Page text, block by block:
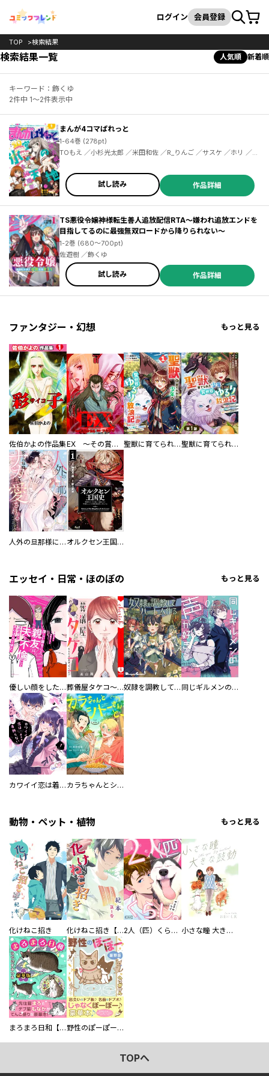
検索
ログイン 会員登録カート
TOP 検索結果
検索結果一覧 人気順 新着順
キーワード：飾くゆ
2件中 1～2件表示中
まんが4コマぱれっと
1-64巻 (278pt)
TOもえ ／小杉光太郎 ／米田和佐 ／R_りんご ／サスケ ／ホリ ／『アズールレーン』運営 ／中原開平 ／pote ／茂木康信 ／伊織ハル ／楠元とうか ／ねこうめ ／鳶村 ／上海散爆網絡科技有限公司 ／れぐ95 ／紀ノ上晟一 ／ＴＹＰＥ－ＭＯＯＮ ／磨伸映一郎 ／あぐ ／雨宮結生 ／東ふゆ ／ゆぐる ／田口囁一 ／吠えるタロウ ／ストロマ ／荒井チェリー ／しの ／PONZOOM ／鮭乃らるかん ／まえ葉 ／syuri22 ／冬瀬 ／タムラヨウ ／よの ／御家かえる ／おちゃ芥 ／富士伸太 ／珠梨やすゆき ／狂zip
試し読み 作品詳細
TS悪役令嬢神様転生善人追放配信RTA～嫌われ追放エンドを
目指してるのに最強無双ロードから降りられない～
1-2巻 (680～700pt)
佐遊樹 ／飾くゆ
試し読み 作品詳細
ファンタジー・幻想 もっと見る
佐伯かよの作品集 EX ～その賞金稼ぎは、世界の出口を探す～【単行本版】 聖獣に育てられた少年の異世界ゆるり放浪記～神様からもらったチート魔法で、仲間たちとスローライフを満喫中～ 聖獣に育てられた少年の異世界ゆるり放浪記～神様からもらったチート魔法で、仲間たちとスローライフを満喫中～【分冊版】
人外の旦那様に娶られ毎晩ナカまで愛される…。アンソロジー オルクセン王国史
エッセイ・日常・ほのぼの もっと見る
優しい顔をした親友は、夫と不倫して私の家に入り込んできた。 葬儀屋タケコ～あなたの最期、叶えます【電子単行本版】 奴隷を調教してハーレム作る 同じギルメンの声が好き
カワイイ恋は着飾らない カラちゃんとシトーさんと、 【分冊版】
動物・ペット・植物 もっと見る
化けねこ招き 化けねこ招き【描きおろし付合冊版】 2人（匹）くらし。 小さな瞳 大きな鼓動
まろまろ日和【豪華版】 野性のぽーぽー【豪華版】
TOPへ